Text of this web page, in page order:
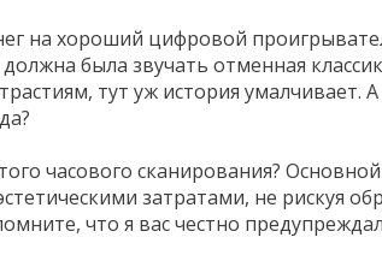
на хороший цифровой
была звучать отменная
тут уж история
часового сканирования?
затратами, не рискуя
что я вас честно